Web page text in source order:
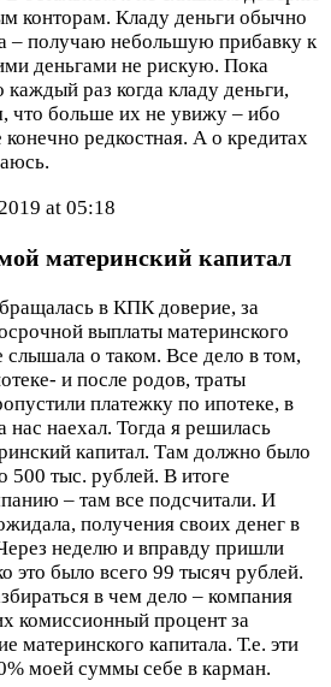
конторам. Кладу деньги обычно
– получаю небольшую прибавку к
деньгами не рискую. Пока
каждый раз когда кладу деньги,
что больше их не увижу – ибо
редкостная. А о кредитах
at 05:18
материнский капитал
в КПК доверие, за
выплаты материнского
слышала о таком. Все дело в том,
и после родов, траты
платежку по ипотеке, в
нас наехал. Тогда я решилась
капитал. Там должно было
500 тыс. рублей. В итоге
– там все подсчитали. И
получения своих денег в
неделю и вправду пришли
это было всего 99 тысяч рублей.
в чем дело – компания
комиссионный процент за
материнского капитала. Т.е. эти
моей суммы себе в карман.